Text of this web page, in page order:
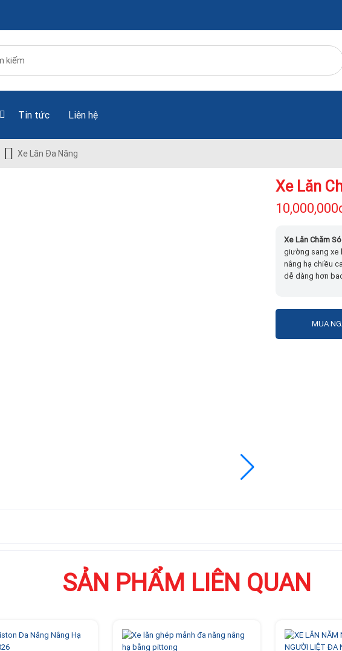
Tin tức Liên hệ
Xe Lăn Đa Năng
Xe Lăn
Xe Lăn Chăm
giường sang xe
nâng hạ chiều
dễ dàng hơn
MUA
SẢN PHẨM LIÊN QUAN